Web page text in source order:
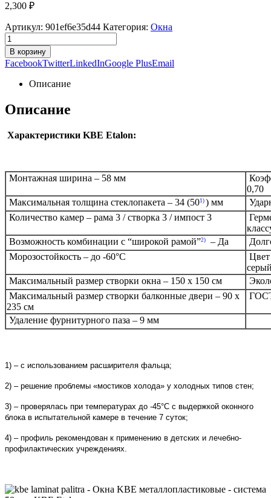
2,300 ₽
Артикул: 901ef6e35d44 Категория: Окна
В корзину
FacebookTwitterLinkedInGoogle PlusEmail
Описание
Описание
Характеристики KBE Etalon:
Монтажная ширина – 58 мм
0,70
Максимальная толщина стеклопакета – 34 (501) ) мм
Количество камер – рама 3 / створка 3 / импост 3
Возможность комбинации с “широкой рамой”2) – Да
Морозостойкость – до -60°С
Цвет
Максимальный размер створки окна – 150 х 150 см
Максимальный размер створки балконные двери – 90 х
235 см
Удаление фурнитурного паза – 9 мм
1) – с использованием расширителя фальца;
2) – решение проблемы «мостиков холода» у холодных типов стен;
3) – проверялась при температурах до -45°С с выдержкой оконного
блока в испытательной камере в течение 7 суток;
4) – профиль рекомендован к применению в детских и лечебно-
профилактических учреждениях.